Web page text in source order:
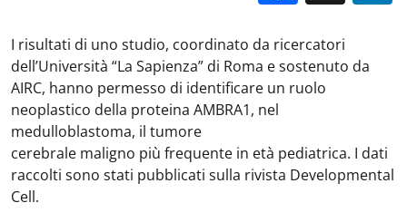
I risultati di uno studio, coordinato da ricercatori
dell’Università “La Sapienza” di Roma e sostenuto da
AIRC, hanno permesso di identificare un ruolo
neoplastico della proteina AMBRA1, nel
medulloblastoma, il tumore
cerebrale maligno più frequente in età pediatrica. I dati
raccolti sono stati pubblicati sulla rivista Developmental
Cell.